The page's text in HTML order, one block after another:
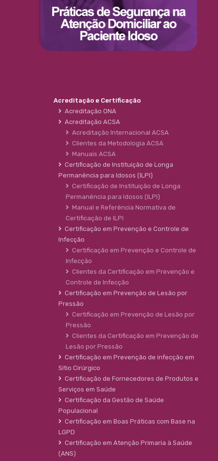
Acreditação e Certificação
Acreditação ONA
Acreditação ACSA
Acreditação Internacional ACSA
Clientes da Metodologia ACSA
Manuais ACSA
Certificação de Instituição de Longa
Permanência para Idosos (ILPI)
Certificação de Instituição de Longa
Permanência para Idosos (ILPI)
Manual e Referência Normativa de
Certificação de ILPI
Certificação em Prevenção e Controle de
Infecção
Certificação em Prevenção e Controle de
Infecção
Clientes da Certificação em Prevenção e
Controle de Infecção
Certificação em Prevenção de Lesão por
Pressão
Certificação em Prevenção de Lesão por
Pressão
Clientes da Certificação em Prevenção de
Lesão por Pressão
Certificação em Prevenção de infecção em
Sítio Cirúrgico
Certificação de Fornecedores de Produtos e
Serviços em Saúde
Certificação da Gestão de Saúde
Populacional
Certificação em Boas Práticas com Base na
LGPD
Certificação em Atenção Primaria à Saúde
(ANS)